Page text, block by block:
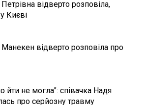
відверто розповіла,
Києві
відверто розповіла про
йти не могла": співачка Надя
про серйозну травму